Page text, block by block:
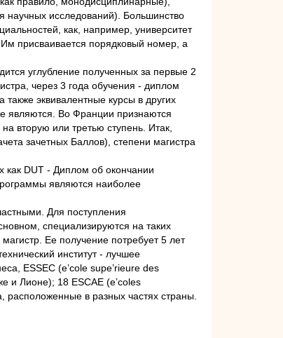
научных исследований). Большинство
как, например, университет
присваивается порядковый номер, а
углубление полученных за первые 2
через 3 года обучения - диплом
эквивалентные курсы в других
являются. Во Франции признаются
вторую или третью ступень. Итак,
зачетных Баллов), степени магистра
как DUT - Диплом об окончании
являются наиболее
Для поступления
специализируются на таких
Ее получение потребует 5 лет
институт - лучшее
ESSEC (e’cole supe’rieure des
и Лионе); 18 ESCAE (e’coles
в разных частях страны.